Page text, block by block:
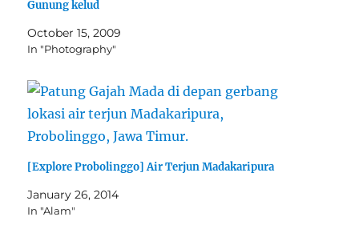
Gunung kelud
October 15, 2009
In "Photography"
[Explore Probolinggo] Air Terjun Madakaripura
January 26, 2014
In "Alam"